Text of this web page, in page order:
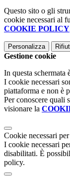
Questo sito o gli
cookie necessari al
COOKIE POLICY
Personalizza
Gestione cookie
In questa schermata
I cookie necessari
piattaforma e non è
Per conoscere quali
visionare la
Cookie necessari
I cookie necessari
disabilitati. È
policy.